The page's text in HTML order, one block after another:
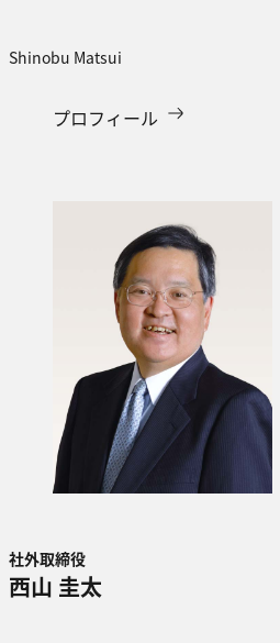
Shinobu Matsui
プロフィール
社外取締役
西山 圭太